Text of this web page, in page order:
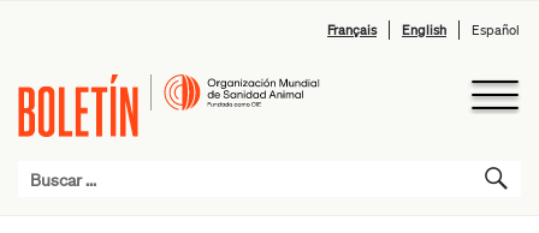
Français English Español